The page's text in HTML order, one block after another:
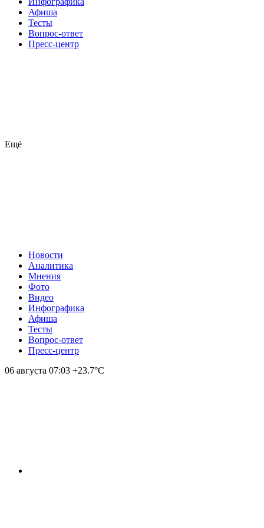
Афиша
Тесты
Вопрос-ответ
Пресс-центр
Ещё
Новости
Аналитика
Мнения
Фото
Видео
Инфографика
Афиша
Тесты
Вопрос-ответ
Пресс-центр
06 августа 07:03 +23.7°С